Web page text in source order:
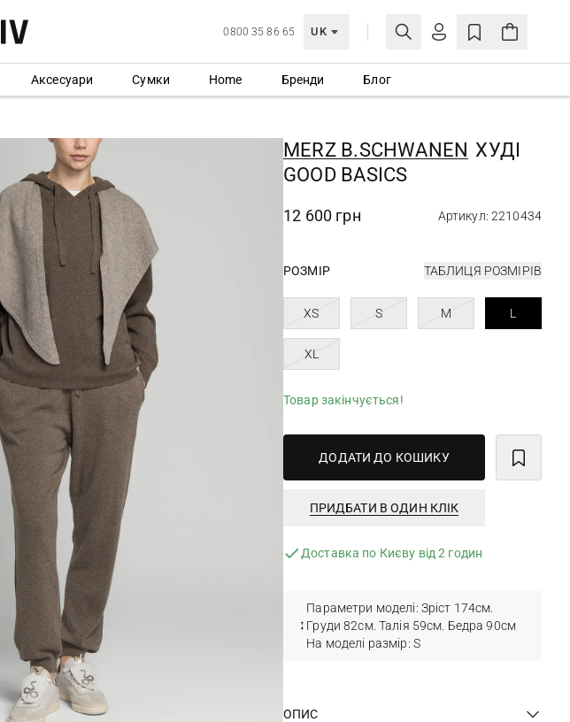
0800 35 86 65 UK
МОЯ ОБЛІКІВКА
Ще не зареєстровані?
СТВОРИТИ ОБЛІКІВКУ
Аксесуари Сумки Home Бренди Блог
MERZ B.SCHWANEN ХУДІ
GOOD BASICS
12 600 грн Артикул: 2210434
РОЗМІР ТАБЛИЦЯ РОЗМІРІВ
XS S M L
XL
Товар закінчується!
ДОДАТИ ДО КОШИКУ
ПРИДБАТИ В ОДИН КЛІК
Доставка по Києву від 2 годин
Параметри моделі: Зріст 174см.
Груди 82см. Талія 59см. Бедра 90см
На моделі размір: S
ОПИС